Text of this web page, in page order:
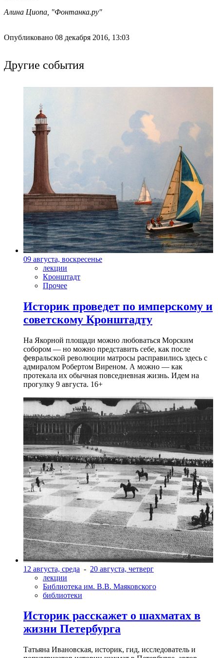
Алина Циопа, "Фонтанка.ру"
Опубликовано 08 декабря 2016, 13:03
Другие события
09 августа, воскресенье
лекции
Кронштадт
Прочее
Историк проведет по имперскому и
советскому Кронштадту
На Якорной площади можно любоваться Морским
собором — но можно представить себе, как после
февральской революции матросы расправились здесь с
адмиралом Робертом Виреном. А можно — как
протекала их обычная повседневная жизнь. Идем на
прогулку 9 августа. 16+
12 августа, среда - 20 августа, четверг
лекции
Библиотека им. В.В. Маяковского
библиотеки
Историк расскажет о шахматах в
жизни Петербурга
Татьяна Ивановская, историк, гид, исследователь и